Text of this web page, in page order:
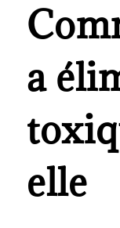
a
elle